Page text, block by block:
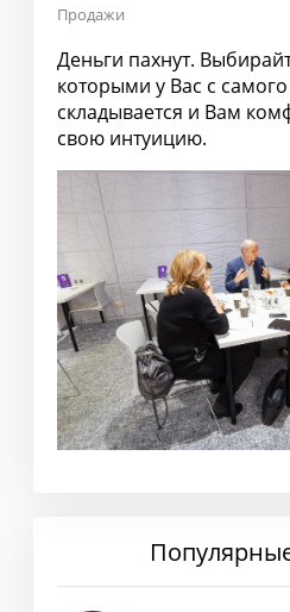
Продажи
Деньги пахнут.
которыми у Вас с
складывается и Вам
свою интуицию.